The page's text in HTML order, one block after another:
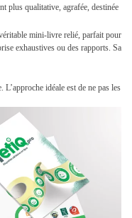
plus qualitative, agrafée, destinée
mini-livre relié, parfait pour
exhaustives ou des rapports. Sa
idéale est de ne pas les